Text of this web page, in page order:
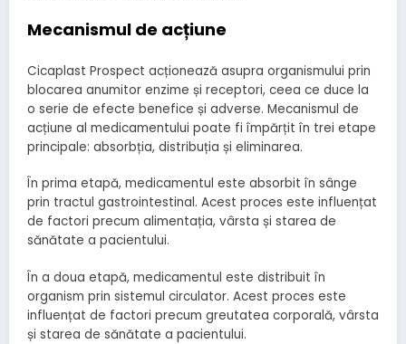
Mecanismul de acțiune
Cicaplast Prospect acționează asupra organismului prin
blocarea anumitor enzime și receptori, ceea ce duce la
o serie de efecte benefice și adverse. Mecanismul de
acțiune al medicamentului poate fi împărțit în trei etape
principale: absorbția, distribuția și eliminarea.
În prima etapă, medicamentul este absorbit în sânge
prin tractul gastrointestinal. Acest proces este influențat
de factori precum alimentația, vârsta și starea de
sănătate a pacientului.
În a doua etapă, medicamentul este distribuit în
organism prin sistemul circulator. Acest proces este
influențat de factori precum greutatea corporală, vârsta
și starea de sănătate a pacientului.